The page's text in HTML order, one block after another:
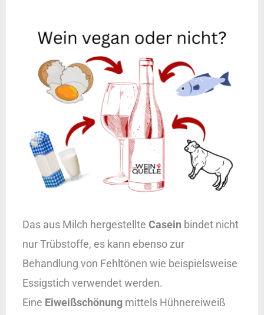
Das aus Milch hergestellte Casein bindet nicht
nur Trübstoffe, es kann ebenso zur
Behandlung von Fehltönen wie beispielsweise
Essigstich verwendet werden.
Eine Eiweißschönungmittels Hühnereiweiß